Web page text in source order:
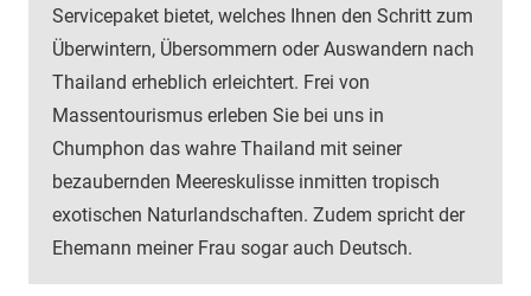
Servicepaket bietet, welches Ihnen den Schritt zum
Überwintern, Übersommern oder Auswandern nach
Thailand erheblich erleichtert. Frei von
Massentourismus erleben Sie bei uns in
Chumphon das wahre Thailand mit seiner
bezaubernden Meereskulisse inmitten tropisch
exotischen Naturlandschaften. Zudem spricht der
Ehemann meiner Frau sogar auch Deutsch.